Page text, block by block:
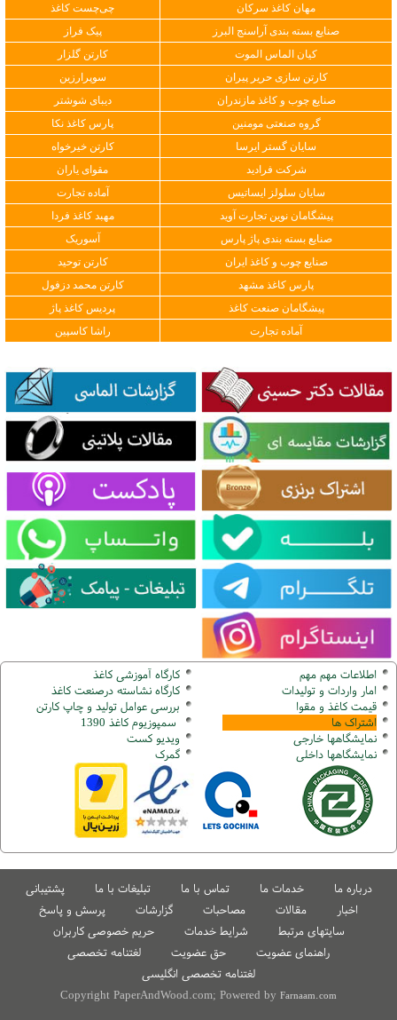
مهان کاغذ سرکان
چی‌چست کاغذ
صنایع بسته بندی آراسنج البرز
پیک فراز
کیان الماس الموت
کارتن گلزار
کارتن سازی حریر پیران
سوپرارزین
صنایع چوب و کاغذ مازندران
دیبای شوشتر
گروه صنعتی مومنین
پارس کاغذ نکا
سایان گستر ایرسا
کارتن خیرخواه
شرکت فرادید
مقوای یاران
سایان سلولز ایساتیس
آماده تجارت
پیشگامان نوین تجارت آوید
مهبد کاغذ فردا
صنایع بسته بندی پاژ پارس
آسوریک
صنایع چوب و کاغذ ایران
کارتن توحید
پارس کاغذ مشهد
کارتن محمد دزفول
پیشگامان صنعت کاغذ
پردیس کاغذ پاژ
آماده تجارت
راشا کاسپین
اطلاعات مهم مهم
امار واردات و تولیدات
قیمت کاغذ و مقوا
اشتراک ها
نمایشگاهها خارجی
نمایشگاهها داخلی
کارگاه آموزشی کاغذ
کارگاه نشاسته درصنعت کاغذ
بررسی عوامل تولید و چاپ کارتن
سمپوزیوم کاغذ 1390
ویدیو کست
گمرک
درباره ما خدمات ما تماس با ما تبلیغات با ما
پشتیبانی
اخبار
مقالات مصاحبات گزارشات
پرسش و پاسخ
سایتهای مرتبط
شرایط خدمات
حریم خصوصی کاربران
راهنمای عضویت
حق عضویت
لغتنامه تخصصی
لغتنامه تخصصی انگلیسی
Copyright PaperAndWood.com; Powered by Farnaam.com